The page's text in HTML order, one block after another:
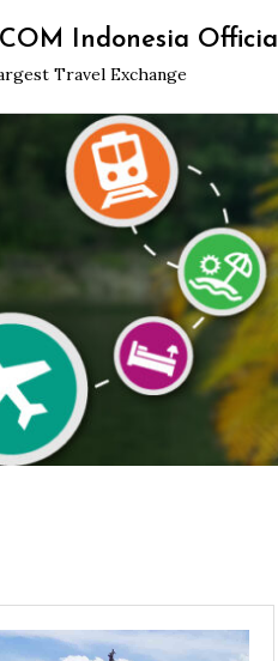
Indonesia Official
Travel Exchange